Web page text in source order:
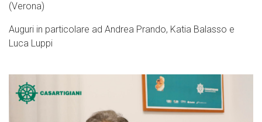
(Verona)
Auguri in particolare ad Andrea Prando, Katia Balasso e
Luca Luppi